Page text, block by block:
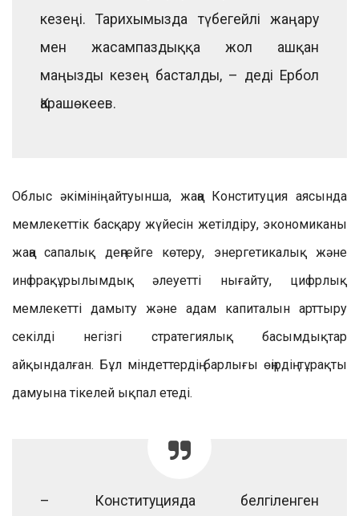
кезеңі. Тарихымызда түбегейлі жаңару
мен жасампаздыққа жол ашқан
маңызды кезең басталды, – деді Ербол
Қарашөкеев.
Облыс әкімінің айтуынша, жаңа Конституция аясында
мемлекеттік басқару жүйесін жетілдіру, экономиканы
жаңа сапалық деңгейге көтеру, энергетикалық және
инфрақұрылымдық әлеуетті нығайту, цифрлық
мемлекетті дамыту және адам капиталын арттыру
секілді негізгі стратегиялық басымдықтар
айқындалған. Бұл міндеттердің барлығы өңірдің тұрақты
дамуына тікелей ықпал етеді.
– Конституцияда белгіленген